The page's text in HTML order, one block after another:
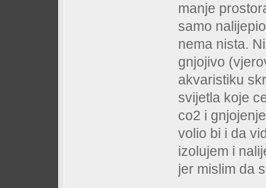
manje
samo
nema nista.
gnjojivo
akvaristiku
svijetla koje
co2 i
volio bi i da
izolujem i
jer mislim da